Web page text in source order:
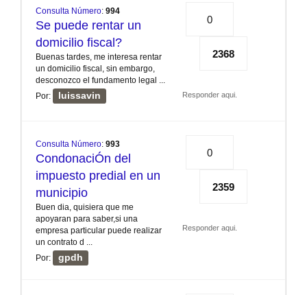
Consulta Número: 994
Se puede rentar un
domicilio fiscal?
Buenas tardes, me interesa rentar
un domicilio fiscal, sin embargo,
desconozco el fundamento legal ...
Por:
luissavin
0
2368
Responder aqui.
Consulta Número: 993
CondonaciÓn del
impuesto predial en un
municipio
Buen dia, quisiera que me
apoyaran para saber,si una
empresa particular puede realizar
un contrato d ...
Por:
gpdh
0
2359
Responder aqui.